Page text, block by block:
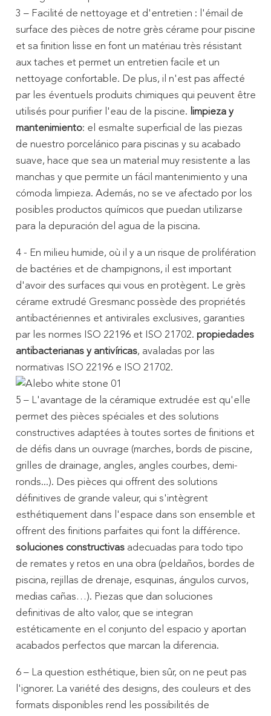
3 – Facilité de nettoyage et d'entretien : l'émail de
surface des pièces de notre grès cérame pour piscine
et sa finition lisse en font un matériau très résistant
aux taches et permet un entretien facile et un
nettoyage confortable. De plus, il n'est pas affecté
par les éventuels produits chimiques qui peuvent être
utilisés pour purifier l'eau de la piscine. limpieza y
mantenimiento: el esmalte superficial de las piezas
de nuestro porcelánico para piscinas y su acabado
suave, hace que sea un material muy resistente a las
manchas y que permite un fácil mantenimiento y una
cómoda limpieza. Además, no se ve afectado por los
posibles productos químicos que puedan utilizarse
para la depuración del agua de la piscina.
4 - En milieu humide, où il y a un risque de prolifération
de bactéries et de champignons, il est important
d'avoir des surfaces qui vous en protègent. Le grès
cérame extrudé Gresmanc possède des propriétés
antibactériennes et antivirales exclusives, garanties
par les normes ISO 22196 et ISO 21702. propiedades
antibacterianas y antivíricas, avaladas por las
normativas ISO 22196 e ISO 21702.
5 – L'avantage de la céramique extrudée est qu'elle
permet des pièces spéciales et des solutions
constructives adaptées à toutes sortes de finitions et
de défis dans un ouvrage (marches, bords de piscine,
grilles de drainage, angles, angles courbes, demi-
ronds...). Des pièces qui offrent des solutions
définitives de grande valeur, qui s'intègrent
esthétiquement dans l'espace dans son ensemble et
offrent des finitions parfaites qui font la différence.
soluciones constructivasadecuadas para todo tipo
de remates y retos en una obra (peldaños, bordes de
piscina, rejillas de drenaje, esquinas, ángulos curvos,
medias cañas…). Piezas que dan soluciones
definitivas de alto valor, que se integran
estéticamente en el conjunto del espacio y aportan
acabados perfectos que marcan la diferencia.
6 – La question esthétique, bien sûr, on ne peut pas
l'ignorer. La variété des designs, des couleurs et des
formats disponibles rend les possibilités de